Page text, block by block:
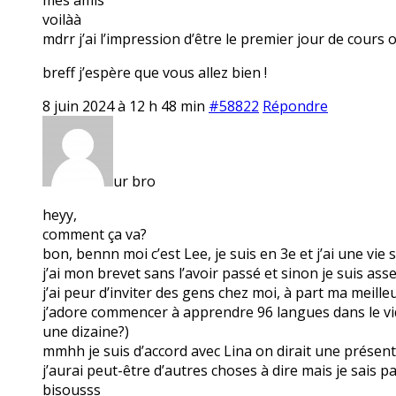
voilàà
mdrr j’ai l’impression d’être le premier jour de
breff j’espère que vous allez bien !
8 juin 2024 à 12 h 48 min #58822 Répondre
ur bro
heyy,
comment ça va?
bon, bennn moi c’est Lee, je suis en 3e et j’ai une
j’ai mon brevet sans l’avoir passé et sinon je suis
j’ai peur d’inviter des gens chez moi, à part ma
j’adore commencer à apprendre 96 langues dans le
une dizaine?)
mmhh je suis d’accord avec Lina on dirait une
j’aurai peut-être d’autres choses à dire mais je sais
bisousss